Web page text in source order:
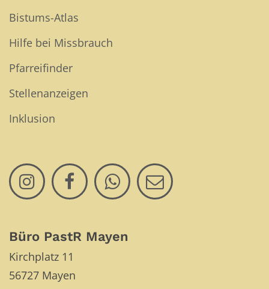
Bistums-Atlas
Hilfe bei Missbrauch
Pfarreifinder
Stellenanzeigen
Inklusion
Büro PastR Mayen
Kirchplatz 11
56727 Mayen